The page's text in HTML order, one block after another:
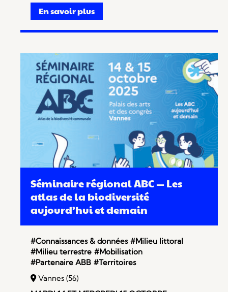
En savoir plus
Séminaire régional ABC — Les
atlas de la biodiversité
aujourd’hui et demain
#Connaissances & données #Milieu littoral
#Milieu terrestre #Mobilisation
#Partenaire ABB #Territoires
Vannes (56)